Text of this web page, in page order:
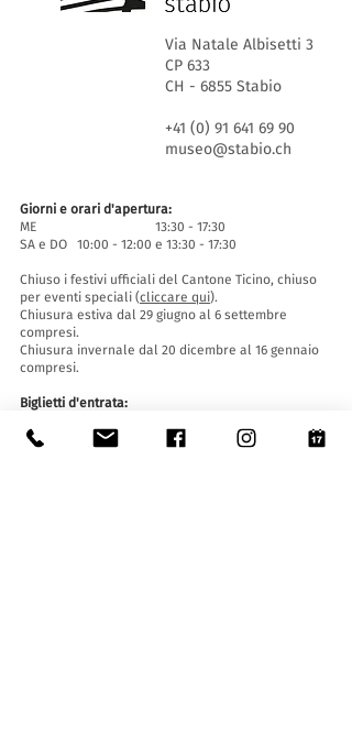
Via Natale Albisetti 3
CP 633
CH - 6855 Stabio
+41 (0) 91 641 69 90
museo@stabio.ch
Giorni e orari d'apertura:
ME 13:30 - 17:30
SA e DO 10:00 - 12:00 e 13:30 - 17:30
Chiuso i festivi ufficiali del Cantone Ticino, chiuso
per eventi speciali (cliccare qui).
Chiusura estiva dal 29 giugno al 6 settembre
compresi.
Chiusura invernale dal 20 dicembre al 16 gennaio
compresi.
Biglietti d'entrata:
Le ragazze e i ragazzi di età inferiore ai 16 anni